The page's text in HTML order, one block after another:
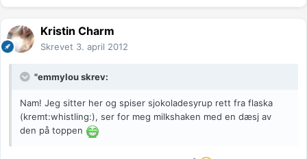
Kristin Charm
Skrevet 3. april 2012
"emmylou skrev:
Nam! Jeg sitter her og spiser sjokoladesyrup rett fra flaska
(kremt:whistling:), ser for meg milkshaken med en dæsj av
den på toppen